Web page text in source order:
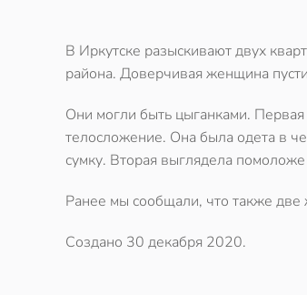
В Иркутске разыскивают двух
района. Доверчивая женщина
Они могли быть цыганками.
телосложение. Она была одета в
сумку. Вторая выглядела
Ранее мы сообщали, что также
Создано 30 декабря 2020.